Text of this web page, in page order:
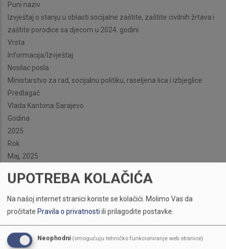
Puni naziv
Izvještaj o stanju u oblasti socijalne zaštite, zaštite civilnih žrtava i
zaštite porodice sa djecom u 2024. godini
Vrsta
Informacija/Izvještaj
Nosilac posla
Ministarstvo za rad, socijalnu politiku, raseljena lica i izbjeglice
Predlagač
Vlada Kantona Sarajevo
Godina
2025
Rok
Maj, 2025
UPOTREBA KOLAČIĆA
Na našoj internet stranici koriste se kolačići. Molimo Vas da
pročitate Pravila o privatnostiili prilagodite postavke.
Neophodni (omogućuju tehničko funkcioniranje web stranice)